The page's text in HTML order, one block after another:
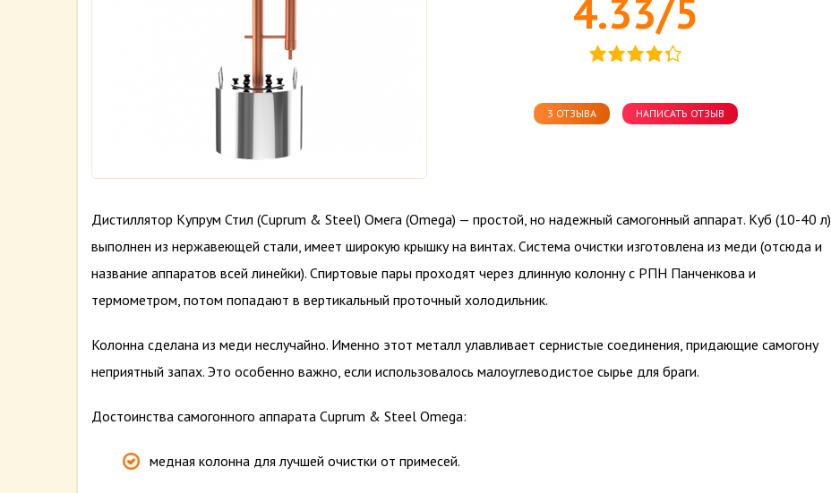
4.33/5
3 ОТЗЫВА НАПИСАТЬ ОТЗЫВ
Дистиллятор Купрум Стил (Cuprum & Steel) Омега (Omega) — простой, но надежный самогонный аппарат. Куб (10-40 л)
выполнен из нержавеющей стали, имеет широкую крышку на винтах. Система очистки изготовлена из меди (отсюда и
название аппаратов всей линейки). Спиртовые пары проходят через длинную колонну с РПН Панченкова и
термометром, потом попадают в вертикальный проточный холодильник.
Колонна сделана из меди неслучайно. Именно этот металл улавливает сернистые соединения, придающие самогону
неприятный запах. Это особенно важно, если использовалось малоуглеводистое сырье для браги.
Достоинства самогонного аппарата Cuprum & Steel Omega:
медная колонна для лучшей очистки от примесей.